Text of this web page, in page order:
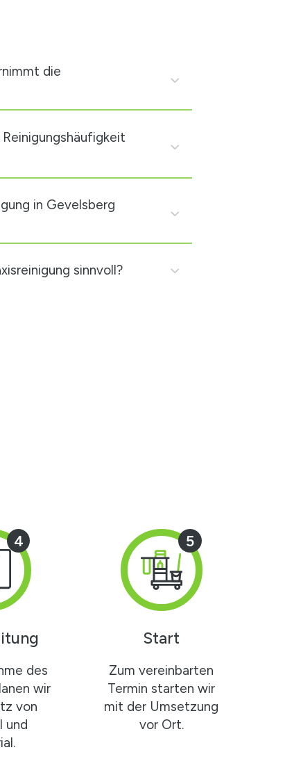
die
in Gevelsberg
sinnvoll?
4
des
wir
von
und
5
Start
Zum vereinbarten
Termin starten wir
mit der Umsetzung
vor Ort.